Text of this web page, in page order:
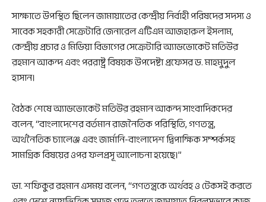
সাক্ষাতে উপস্থিত ছিলেন জামায়াতের কেন্দ্রীয় নির্বাহী পরিষদের সদস্য ও
সাবেক সহকারী সেক্রেটারি জেনারেল এটিএম আজহারুল ইসলাম,
কেন্দ্রীয় প্রচার ও মিডিয়া বিভাগের সেক্রেটারি অ্যাডভোকেট মতিউর
রহমান আকন্দ এবং পররাষ্ট্র বিষয়ক উপদেষ্টা প্রফেসর ড. মাহমুদুল
হাসান।
বৈঠক শেষে অ্যাডভোকেট মতিউর রহমান আকন্দ সাংবাদিকদের
বলেন, “বাংলাদেশের বর্তমান রাজনৈতিক পরিস্থিতি, গণতন্ত্র,
অর্থনৈতিক চ্যালেঞ্জ এবং জার্মানি-বাংলাদেশ দ্বিপাক্ষিক সম্পর্কসহ
সামগ্রিক বিষয়ের ওপর ফলপ্রসূ আলোচনা হয়েছে।”
ডা. শফিকুর রহমান এসময় বলেন, “গণতন্ত্রকে অর্থবহ ও টেকসই করতে